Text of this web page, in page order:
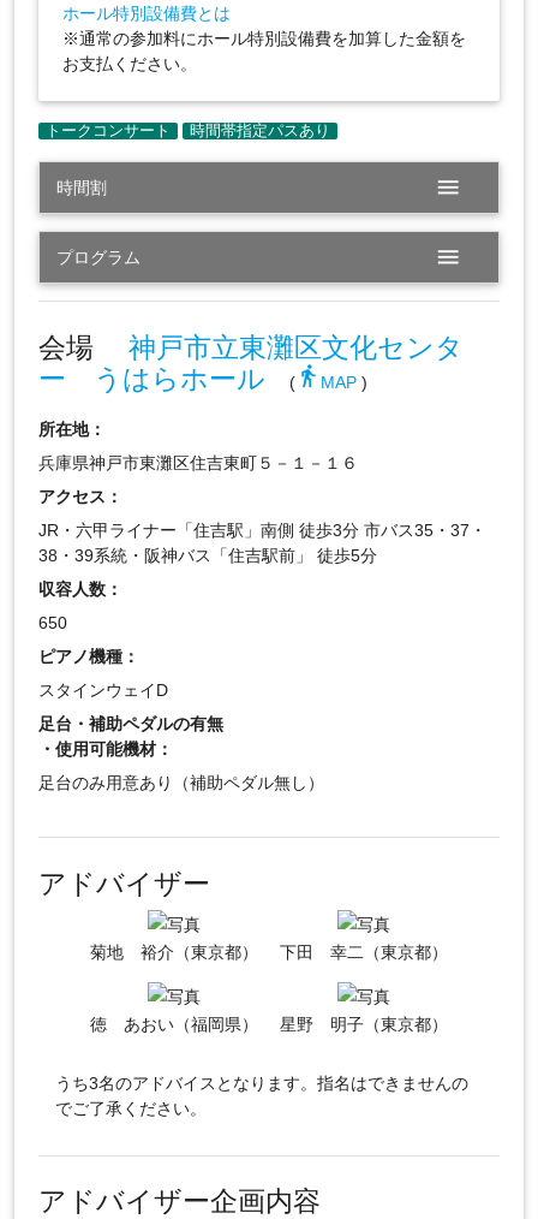
ホール特別設備費とは
※通常の参加料にホール特別設備費を加算した金額を
お支払ください。
時間割 menu
プログラム menu
会場 神戸市立東灘区文化センタ
ー うはらホール
(directions_walk MAP)
所在地：
兵庫県神戸市東灘区住吉東町５－１－１６
アクセス：
JR・六甲ライナー「住吉駅」南側 徒歩3分 市バス35・37・
38・39系統・阪神バス「住吉駅前」 徒歩5分
収容人数：
650
ピアノ機種：
スタインウェイD
足台・補助ペダルの有無
・使用可能機材：
足台のみ用意あり（補助ペダル無し）
アドバイザー
菊地 裕介（東京都） 下田 幸二（東京都）
徳 あおい（福岡県） 星野 明子（東京都）
うち3名のアドバイスとなります。指名はできませんの
でご了承ください。
アドバイザー企画内容